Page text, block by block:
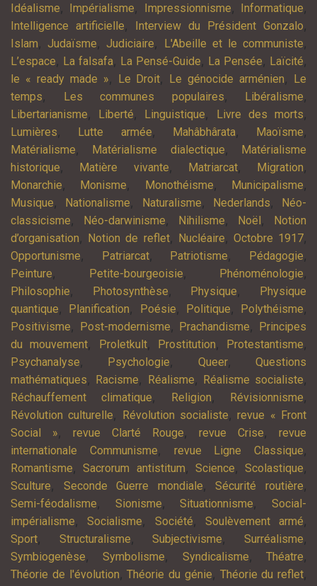
Idéalisme, Impérialisme, Impressionnisme, Informatique,
Intelligence artificielle, Interview du Président Gonzalo,
Islam, Judaïsme, Judiciaire, L'Abeille et le communiste,
L’espace, La falsafa, La Pensé-Guide, La Pensée, Laïcité,
le « ready made », Le Droit, Le génocide arménien,
Le
temps, Les communes populaires, Libéralisme,
Libertarianisme, Liberté, Linguistique, Livre des morts,
Lumières, Lutte armée, Mahâbhârata, Maoïsme,
Matérialisme, Matérialisme dialectique,
Matérialisme
historique, Matière vivante, Matriarcat, Migration,
Monarchie, Monisme, Monothéisme, Municipalisme,
Musique, Nationalisme, Naturalisme, Nederlands,
Néo-
classicisme, Néo-darwinisme, Nihilisme, Noël ,
Notion
d’organisation, Notion de reflet, Nucléaire, Octobre 1917,
Opportunisme, Patriarcat, Patriotisme, Pédagogie,
Peinture, Petite-bourgeoisie, Phénoménologie,
Philosophie, Photosynthèse, Physique,
Physique
quantique, Planification, Poésie, Politique, Polythéisme,
Positivisme, Post-modernisme, Prachandisme,
Principes
du mouvement, Proletkult, Prostitution, Protestantisme,
Psychanalyse, Psychologie, Queer,Questions
mathématiques, Racisme, Réalisme, Réalisme socialiste,
Réchauffement climatique, Religion, Révisionnisme,
Révolution culturelle, Révolution socialiste,revue « Front
Social », revue Clarté Rouge, revue Crise, revue
internationale Communisme, revue Ligne Classique,
Romantisme,Sacrorum antistitum, Science, Scolastique,
Sculture, Seconde Guerre mondiale,Sécurité routière,
Semi-féodalisme, Sionisme,Situationnisme,Social-
impérialisme,Socialisme, Société, Soulèvement armé,
Sport, Structuralisme,Subjectivisme,Surréalisme,
Symbiogenèse,Symbolisme, Syndicalisme,Théatre,
Théorie de l'évolution,Théorie du génie, Théorie du reflet,